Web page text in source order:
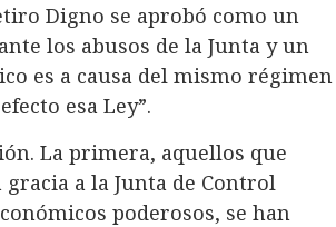
Digno se aprobó como un
los abusos de la Junta y un
es a causa del mismo régimen
esa Ley”.
La primera, aquellos que
a la Junta de Control
poderosos, se han